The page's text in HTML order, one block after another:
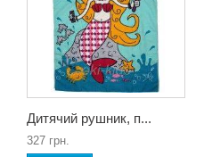
Дитячий рушник, п...
327 грн.